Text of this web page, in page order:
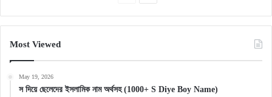
Most Viewed
May 19, 2026
স দিয়ে ছেলেদের ইসলামিক নাম অর্থসহ (1000+ S Diye Boy Name)